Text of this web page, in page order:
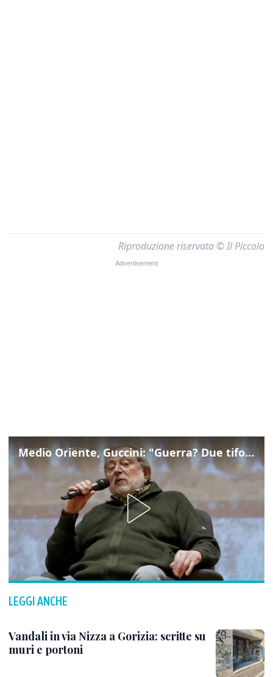
Riproduzione riservata © Il Piccolo
Medio Oriente, Guccini: "Guerra? Due tifoserie che si urlano contro e dimenticano vittime"
LEGGI ANCHE
Vandali in via Nizza a Gorizia: scritte su
muri e portoni